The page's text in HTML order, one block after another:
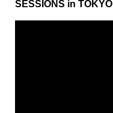
SESSIONS in TOKYO